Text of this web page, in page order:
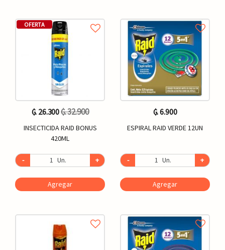
OFERTA
₲. 26.300₲. 32.900
INSECTICIDA RAID BONUS
420ML
- Un. +
Agregar
₲. 6.900
ESPIRAL RAID VERDE 12UN
- Un. +
Agregar